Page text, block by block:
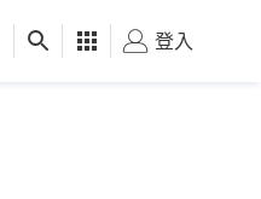
健康 好食玩飛
登入